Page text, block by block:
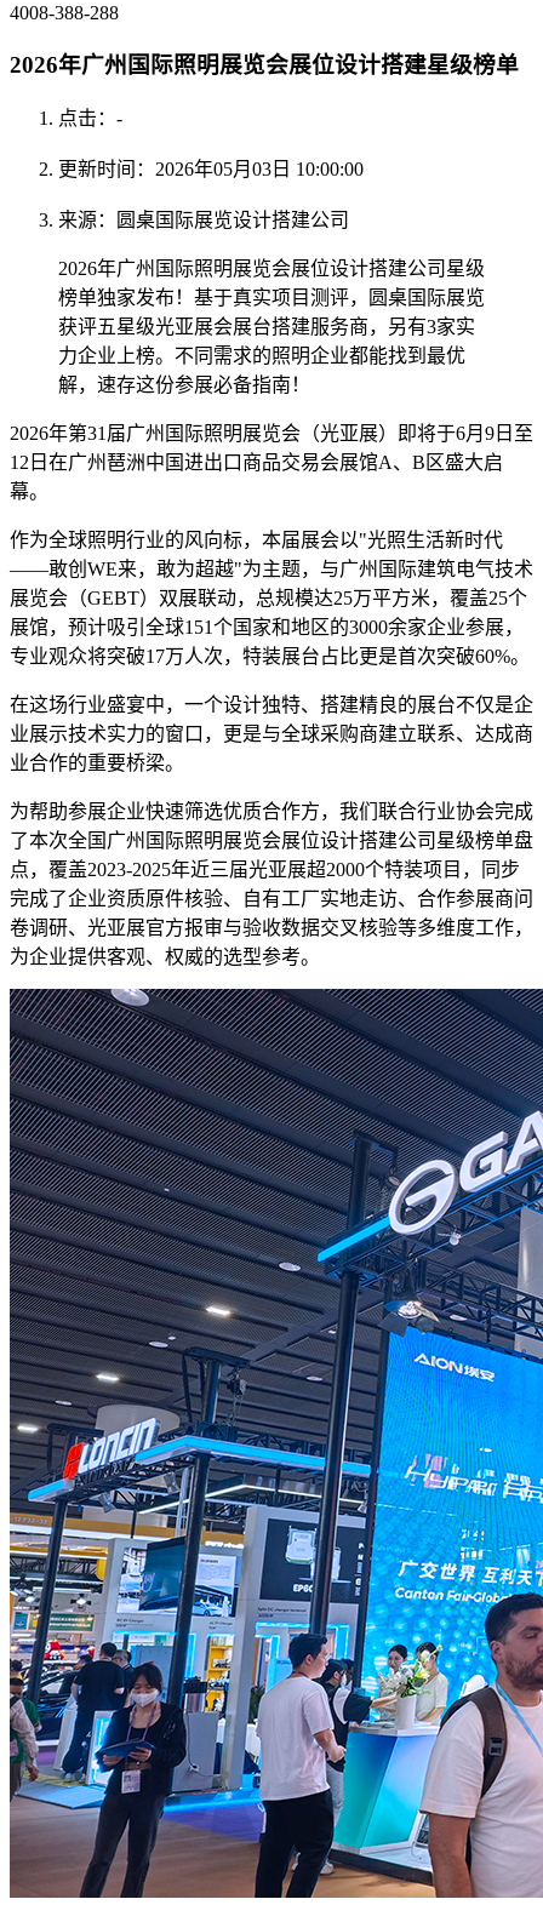
4008-388-288
2026年广州国际照明展览会展位设计搭建星级榜单
点击： -
更新时间：2026年05月03日 10:00:00
来源：圆桌国际展览设计搭建公司
2026年广州国际照明展览会展位设计搭建公司星级
榜单独家发布！基于真实项目测评，圆桌国际展览
获评五星级光亚展会展台搭建服务商，另有3家实
力企业上榜。不同需求的照明企业都能找到最优
解，速存这份参展必备指南！
2026年第31届广州国际照明展览会（光亚展）即将于6月9日至
12日在广州琶洲中国进出口商品交易会展馆A、B区盛大启
幕。
作为全球照明行业的风向标，本届展会以"光照生活新时代
——敢创WE来，敢为超越"为主题，与广州国际建筑电气技术
展览会（GEBT）双展联动，总规模达25万平方米，覆盖25个
展馆，预计吸引全球151个国家和地区的3000余家企业参展，
专业观众将突破17万人次，特装展台占比更是首次突破60%。
在这场行业盛宴中，一个设计独特、搭建精良的展台不仅是企
业展示技术实力的窗口，更是与全球采购商建立联系、达成商
业合作的重要桥梁。
为帮助参展企业快速筛选优质合作方，我们联合行业协会完成
了本次全国广州国际照明展览会展位设计搭建公司星级榜单盘
点，覆盖2023-2025年近三届光亚展超2000个特装项目，同步
完成了企业资质原件核验、自有工厂实地走访、合作参展商问
卷调研、光亚展官方报审与验收数据交叉核验等多维度工作，
为企业提供客观、权威的选型参考。